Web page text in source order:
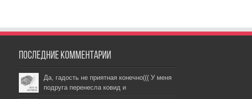
Последние комментарии
Да, гадость не приятная конечно((( У меня
подруга перенесла ковид и